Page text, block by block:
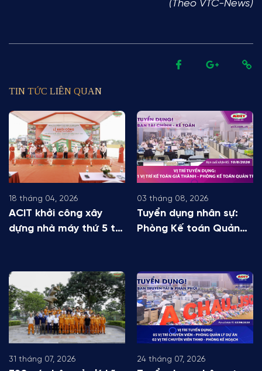
(Theo VTC-News)
TIN TỨC LIÊN QUAN
18 tháng 04, 2026
ACIT khởi công xây
dựng nhà máy thứ 5 tại
03 tháng 08, 2026
Tuyển dụng nhân sự:
Phòng Kế toán Quản
31 tháng 07, 2026 24 tháng 07, 2026